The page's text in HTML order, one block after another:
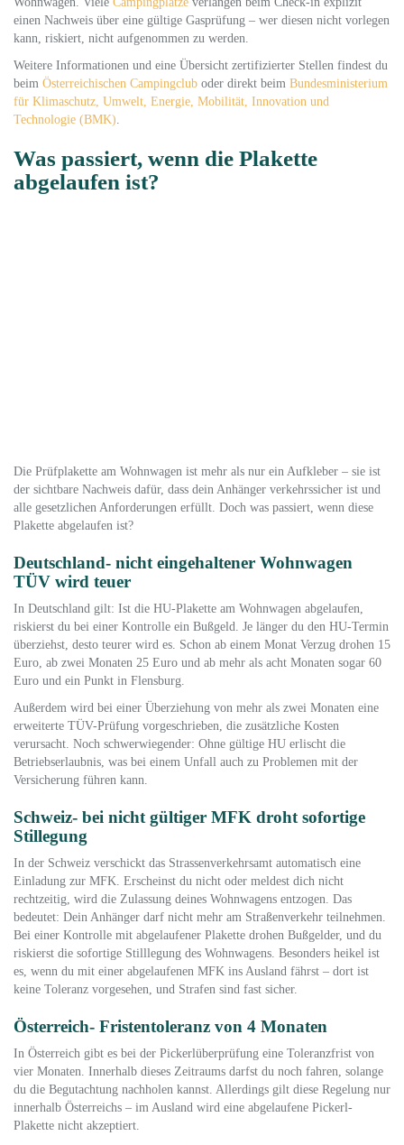
einen Nachweis über eine gültige Gasprüfung – wer diesen nicht vorlegen
kann, riskiert, nicht aufgenommen zu werden.
Weitere Informationen und eine Übersicht zertifizierter Stellen findest du
beim Österreichischen Campingclub oder direkt beim Bundesministerium
für Klimaschutz, Umwelt, Energie, Mobilität, Innovation und
Technologie (BMK)
Was passiert, wenn die Plakette
abgelaufen ist?
Die Prüfplakette am Wohnwagen ist mehr als nur ein Aufkleber – sie ist
der sichtbare Nachweis dafür, dass dein Anhänger verkehrssicher ist und
alle gesetzlichen Anforderungen erfüllt. Doch was passiert, wenn diese
Plakette abgelaufen ist?
Deutschland- nicht eingehaltener Wohnwagen
TÜV wird teuer
In Deutschland gilt: Ist die HU-Plakette am Wohnwagen abgelaufen,
riskierst du bei einer Kontrolle ein Bußgeld. Je länger du den HU-Termin
überziehst, desto teurer wird es. Schon ab einem Monat Verzug drohen 15
Euro, ab zwei Monaten 25 Euro und ab mehr als acht Monaten sogar 60
Euro und ein Punkt in Flensburg.
Außerdem wird bei einer Überziehung von mehr als zwei Monaten eine
erweiterte TÜV-Prüfung vorgeschrieben, die zusätzliche Kosten
verursacht. Noch schwerwiegender: Ohne gültige HU erlischt die
Betriebserlaubnis, was bei einem Unfall auch zu Problemen mit der
Versicherung führen kann.
Schweiz- bei nicht gültiger MFK droht sofortige
Stillegung
In der Schweiz verschickt das Strassenverkehrsamt automatisch eine
Einladung zur MFK. Erscheinst du nicht oder meldest dich nicht
rechtzeitig, wird die Zulassung deines Wohnwagens entzogen. Das
bedeutet: Dein Anhänger darf nicht mehr am Straßenverkehr teilnehmen.
Bei einer Kontrolle mit abgelaufener Plakette drohen Bußgelder, und du
riskierst die sofortige Stilllegung des Wohnwagens. Besonders heikel ist
es, wenn du mit einer abgelaufenen MFK ins Ausland fährst – dort ist
keine Toleranz vorgesehen, und Strafen sind fast sicher.
Österreich- Fristentoleranz von 4 Monaten
In Österreich gibt es bei der Pickerlüberprüfung eine Toleranzfrist von
vier Monaten. Innerhalb dieses Zeitraums darfst du noch fahren, solange
du die Begutachtung nachholen kannst. Allerdings gilt diese Regelung nur
innerhalb Österreichs – im Ausland wird eine abgelaufene Pickerl-
Plakette nicht akzeptiert.